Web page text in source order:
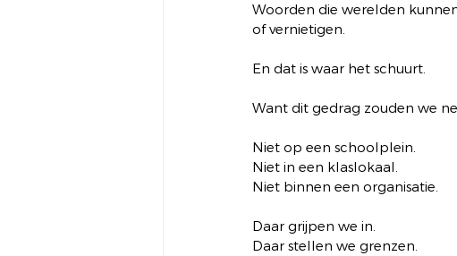
Woorden die werelden
of vernietigen.
En dat is waar het schuurt.
Want dit gedrag zouden we
Niet op een schoolplein.
Niet in een klaslokaal.
Niet binnen een organisatie.
Daar grijpen we in.
Daar stellen we grenzen.